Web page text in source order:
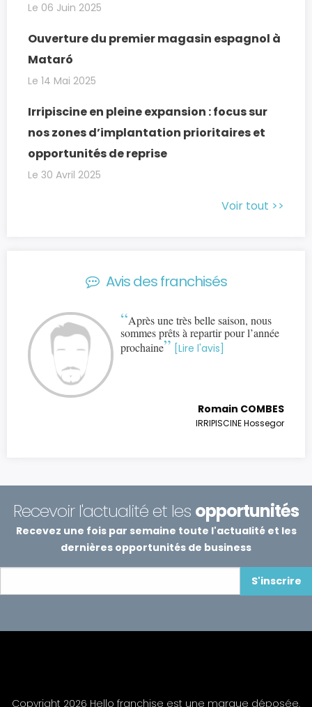
Le 06 Juin 2025
Ouverture du premier magasin espagnol à
Mataró
Le 14 Mai 2025
Irripiscine en pleine expansion : focus sur
nos zones d’implantation prioritaires et
opportunités de reprise
Le 30 Avril 2025
Voir tout >>
Avis des franchisés
“Après une très belle saison, nous
sommes prêts à repartir pour l’année
prochaine” [Lire l'avis]
Romain COMBES
IRRIPISCINE Hossegor
Recevoir l'actualité et les opportunités
Recevez une fois par semaine toute l'actualité et les
dernières opportunités de business
S'inscrire
Copyright 2026 Hello franchise est une marque déposée.